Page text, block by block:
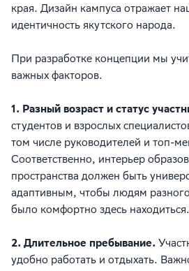
края. Дизайн кампуса отражает
идентичность якутского народа.
При разработке концепции мы
важных факторов.
1. Разный возраст и статус
студентов и взрослых
том числе руководителей и топ-
Соответственно, интерьер
пространства должен быть
адаптивным, чтобы людям разного
было комфортно здесь находиться.
2. Длительное пребывание.
удобно работать и отдыхать.